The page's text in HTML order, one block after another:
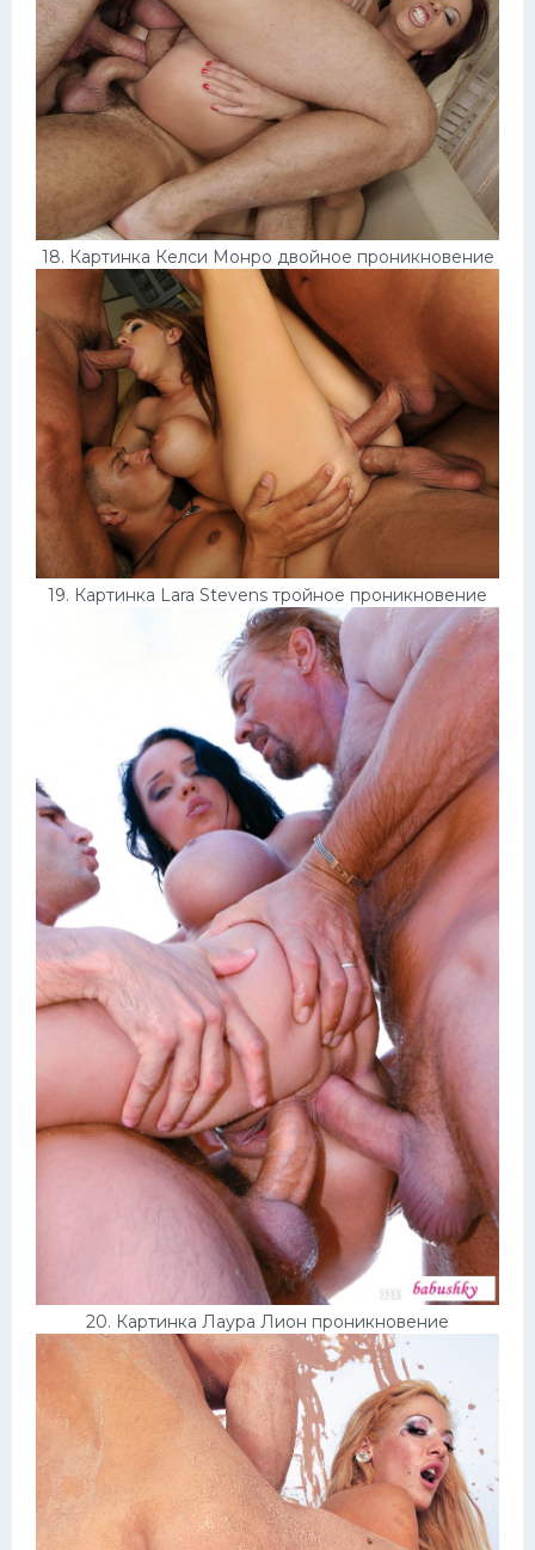
18. Картинка Келси Монро двойное проникновение
19. Картинка Lara Stevens тройное проникновение
20. Картинка Лаура Лион проникновение